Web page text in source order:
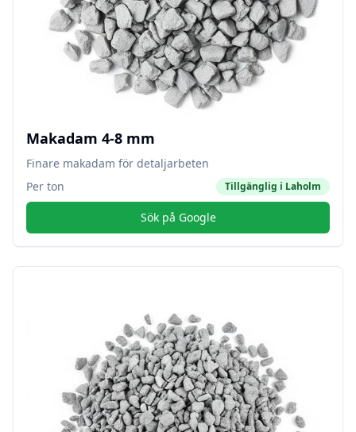
Makadam 4-8 mm
Finare makadam för detaljarbeten
Per ton
Tillgänglig i Laholm
Sök på Google